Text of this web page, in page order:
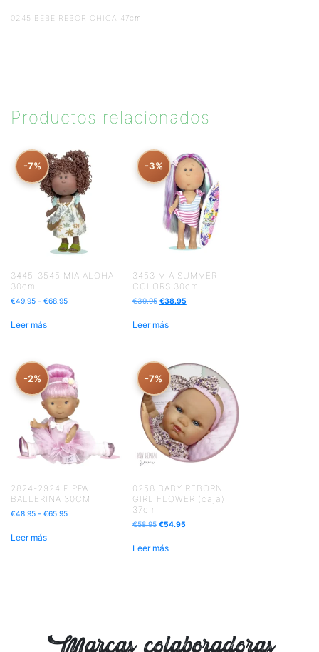
0245 BEBE REBOR CHICA 47cm
Productos relacionados
-7%
3445-3545 MIA ALOHA
30cm
€49.95 - €68.95
Leer más
-3%
3453 MIA SUMMER
COLORS 30cm
€39.95 €38.95
Leer más
-2%
2824-2924 PIPPA
BALLERINA 30CM
€48.95 - €65.95
Leer más
-7%
0258 BABY REBORN
GIRL FLOWER (caja)
37cm
€58.95 €54.95
Leer más